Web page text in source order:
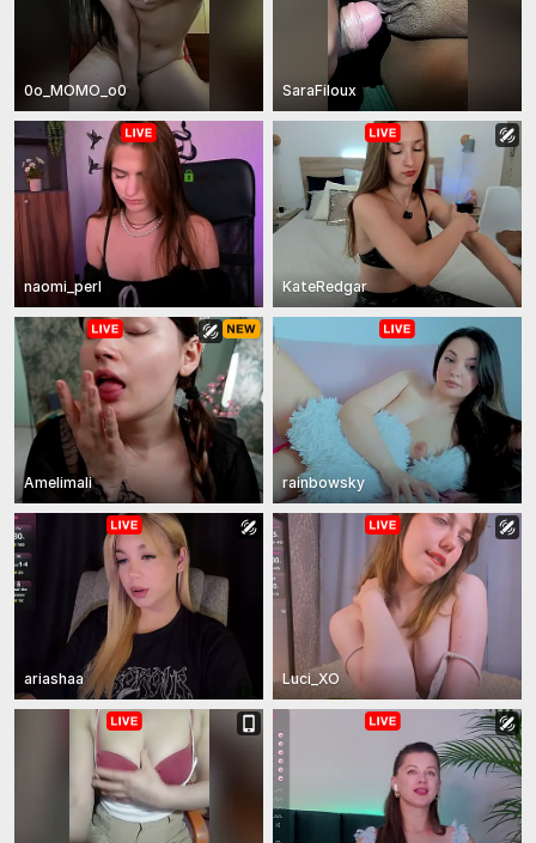
0o_MOMO_o0 SaraFiloux
naomi_perl KateRedgar
Amelimali rainbowsky
ariashaa Luci_XO